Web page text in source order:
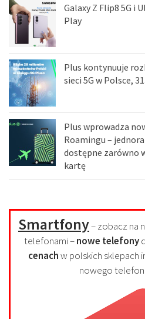
Galaxy Z Flip8 5G i
Play
Plus kontynuuje
sieci 5G w Polsce,
Plus wprowadza
Roamingu –
dostępne zarówno
kartę
Smartfony– zobacz na
telefonami –nowe telefony
cenachw polskich sklepach
nowego